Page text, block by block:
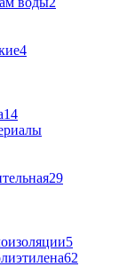
4
14
29
5
62